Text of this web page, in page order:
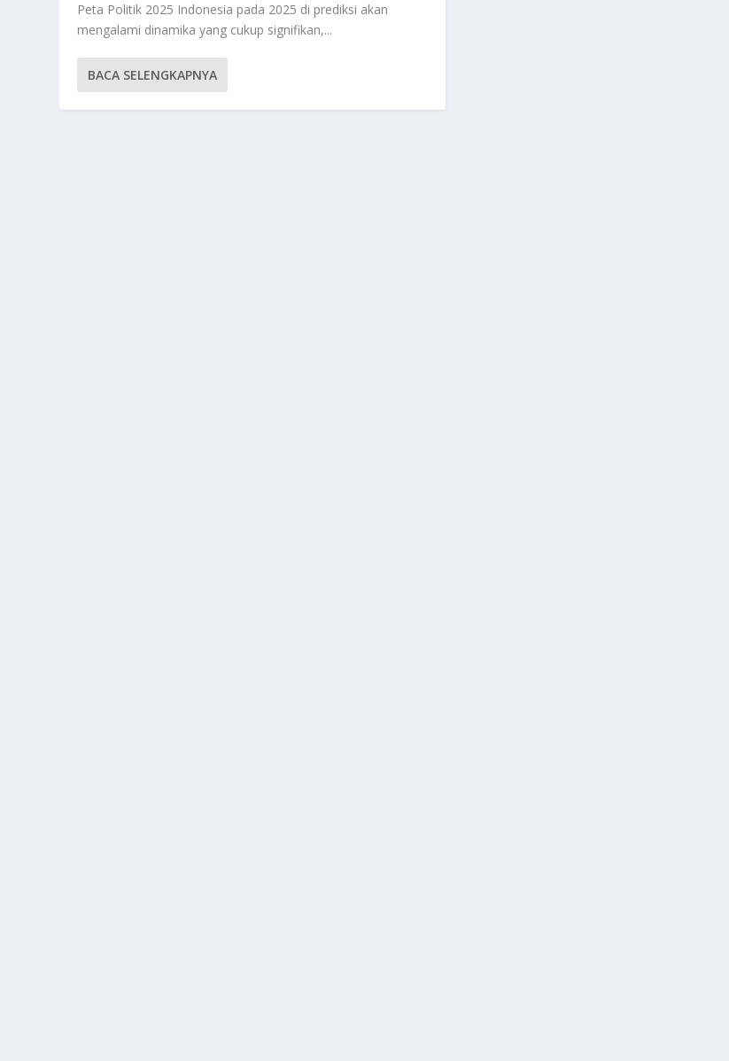
Peta Politik 2025 Indonesia pada 2025 di prediksi akan
mengalami dinamika yang cukup signifikan,...
BACA SELENGKAPNYA